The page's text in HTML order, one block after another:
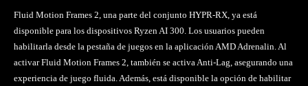
Fluid Motion Frames 2, una parte del conjunto HYPR-RX, ya está
disponible para los dispositivos Ryzen AI 300. Los usuarios pueden
habilitarla desde la pestaña de juegos en la aplicación AMD Adrenalin. Al
activar Fluid Motion Frames 2, también se activa Anti-Lag, asegurando una
experiencia de juego fluida. Además, está disponible la opción de habilitar